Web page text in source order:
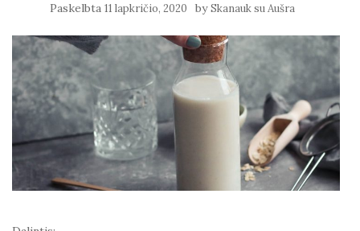
Paskelbta 11 lapkričio, 2020 bySkanauk su Aušra